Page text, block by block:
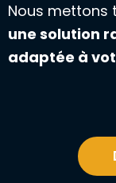
Nous
une solution
adaptée à